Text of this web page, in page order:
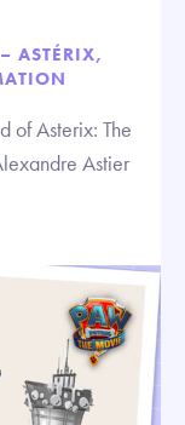
ASTÉRIX,
of Asterix: The
Astier